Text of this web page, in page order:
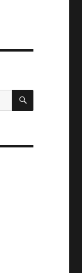
搜